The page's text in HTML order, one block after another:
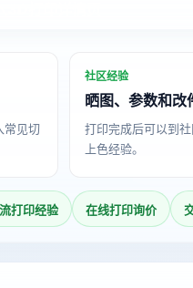
常见切
社区经验
晒图、参数和改
打印完成后可以到
上色经验。
打印经验 在线打印询价